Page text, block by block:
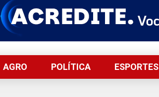
AGRO POLÍTICA ESPORTES